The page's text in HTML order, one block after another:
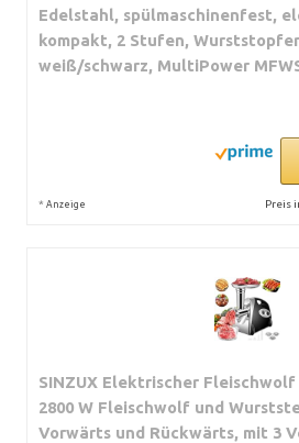
Edelstahl, spülmaschinenfest,
kompakt, 2 Stufen, Wurststopfer,
weiß/schwarz, MultiPower
* Anzeige Preis
SINZUX Elektrischer
2800 W Fleischwolf und
Vorwärts und Rückwärts, mit 3